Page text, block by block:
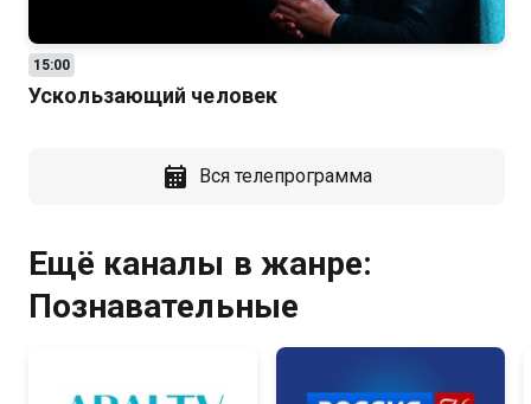
15:00
Ускользающий человек
Вся телепрограмма
Ещё каналы в жанре:
Познавательные